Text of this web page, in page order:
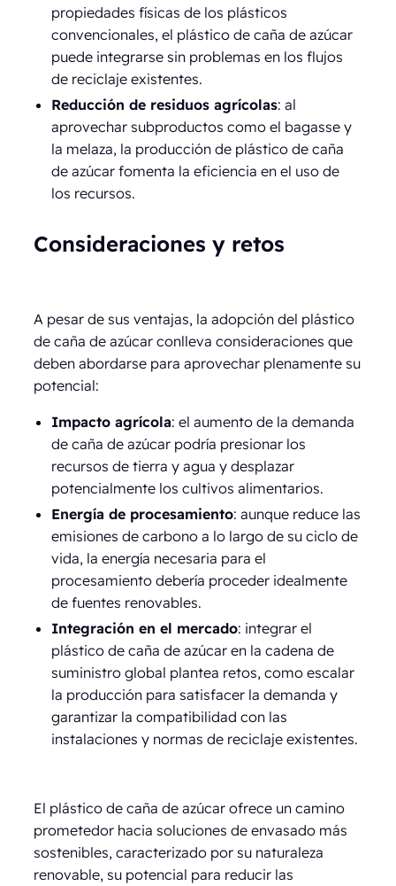
propiedades físicas de los plásticos
convencionales, el plástico de caña de azúcar
puede integrarse sin problemas en los flujos
de reciclaje existentes.
Reducción de residuos agrícolas: al
aprovechar subproductos como el bagasse y
la melaza, la producción de plástico de caña
de azúcar fomenta la eficiencia en el uso de
los recursos.
Consideraciones y retos
A pesar de sus ventajas, la adopción del plástico
de caña de azúcar conlleva consideraciones que
deben abordarse para aprovechar plenamente su
potencial:
Impacto agrícola: el aumento de la demanda
de caña de azúcar podría presionar los
recursos de tierra y agua y desplazar
potencialmente los cultivos alimentarios.
Energía de procesamiento: aunque reduce las
emisiones de carbono a lo largo de su ciclo de
vida, la energía necesaria para el
procesamiento debería proceder idealmente
de fuentes renovables.
Integración en el mercado: integrar el
plástico de caña de azúcar en la cadena de
suministro global plantea retos, como escalar
la producción para satisfacer la demanda y
garantizar la compatibilidad con las
instalaciones y normas de reciclaje existentes.
El plástico de caña de azúcar ofrece un camino
prometedor hacia soluciones de envasado más
sostenibles, caracterizado por su naturaleza
renovable, su potencial para reducir las